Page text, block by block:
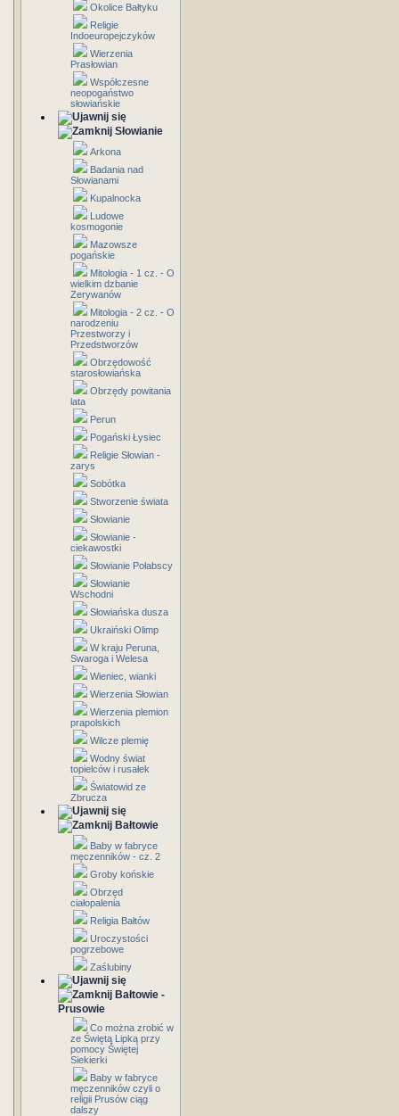
Okolice Bałtyku
Religie
Indoeuropejczyków
Wierzenia
Prasłowian
Współczesne
neopogaństwo
słowiańskie
Słowianie
Arkona
Badania nad
Słowianami
Kupalnocka
Ludowe
kosmogonie
Mazowsze
pogańskie
Mitologia - 1 cz. - O
wielkim dzbanie
Zerywanów
Mitologia - 2 cz. - O
narodzeniu
Przestworzy i
Przedstworzów
Obrzędowość
starosłowiańska
Obrzędy powitania
lata
Perun
Pogański Łysiec
Religie Słowian -
zarys
Sobótka
Stworzenie świata
Słowianie
Słowianie -
ciekawostki
Słowianie Połabscy
Słowianie
Wschodni
Słowiańska dusza
Ukraiński Olimp
W kraju Peruna,
Swaroga i Welesa
Wieniec, wianki
Wierzenia Słowian
Wierzenia plemion
prapolskich
Wilcze plemię
Wodny świat
topielców i rusałek
Światowid ze
Zbrucza
Bałtowie
Baby w fabryce
męczenników - cz. 2
Groby końskie
Obrzęd
ciałopalenia
Religia Bałtów
Uroczystości
pogrzebowe
Zaślubiny
Bałtowie -
Prusowie
Co można zrobić w
ze Świętą Lipką przy
pomocy Świętej
Siekierki
Baby w fabryce
męczenników czyli o
religii Prusów ciąg
dalszy